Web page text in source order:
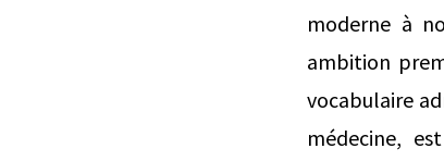
moderne à
ambition
vocabulaire
médecine,